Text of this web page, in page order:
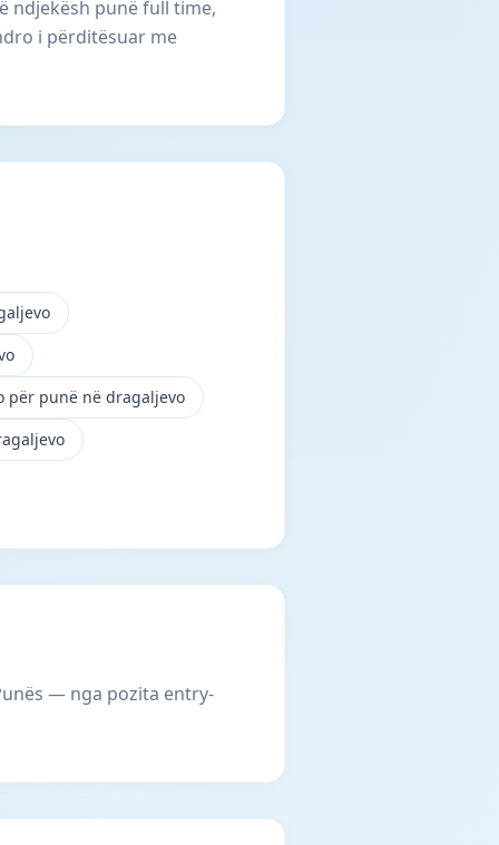
ndjekësh punë full time,
i përditësuar me
për punë në dragaljevo
— nga pozita entry-